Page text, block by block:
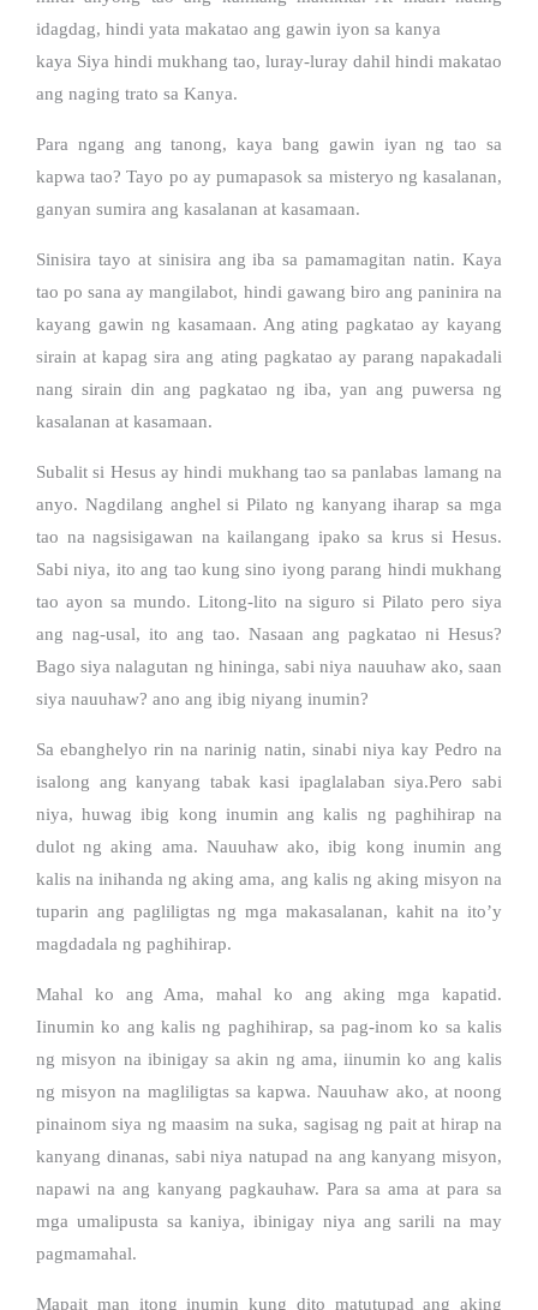
idagdag, hindi yata makatao ang gawin iyon sa kanya
kaya Siya hindi mukhang tao, luray-luray dahil hindi makatao
ang naging trato sa Kanya.
Para ngang ang tanong, kaya bang gawin iyan ng tao sa
kapwa tao? Tayo po ay pumapasok sa misteryo ng kasalanan,
ganyan sumira ang kasalanan at kasamaan.
Sinisira tayo at sinisira ang iba sa pamamagitan natin. Kaya
tao po sana ay mangilabot, hindi gawang biro ang paninira na
kayang gawin ng kasamaan. Ang ating pagkatao ay kayang
sirain at kapag sira ang ating pagkatao ay parang napakadali
nang sirain din ang pagkatao ng iba, yan ang puwersa ng
kasalanan at kasamaan.
Subalit si Hesus ay hindi mukhang tao sa panlabas lamang na
anyo. Nagdilang anghel si Pilato ng kanyang iharap sa mga
tao na nagsisigawan na kailangang ipako sa krus si Hesus.
Sabi niya, ito ang tao kung sino iyong parang hindi mukhang
tao ayon sa mundo. Litong-lito na siguro si Pilato pero siya
ang nag-usal, ito ang tao. Nasaan ang pagkatao ni Hesus?
Bago siya nalagutan ng hininga, sabi niya nauuhaw ako, saan
siya nauuhaw? ano ang ibig niyang inumin?
Sa ebanghelyo rin na narinig natin, sinabi niya kay Pedro na
isalong ang kanyang tabak kasi ipaglalaban siya.Pero sabi
niya, huwag ibig kong inumin ang kalis ng paghihirap na
dulot ng aking ama. Nauuhaw ako, ibig kong inumin ang
kalis na inihanda ng aking ama, ang kalis ng aking misyon na
tuparin ang pagliligtas ng mga makasalanan, kahit na ito’y
magdadala ng paghihirap.
Mahal ko ang Ama, mahal ko ang aking mga kapatid.
Iinumin ko ang kalis ng paghihirap, sa pag-inom ko sa kalis
ng misyon na ibinigay sa akin ng ama, iinumin ko ang kalis
ng misyon na magliligtas sa kapwa. Nauuhaw ako, at noong
pinainom siya ng maasim na suka, sagisag ng pait at hirap na
kanyang dinanas, sabi niya natupad na ang kanyang misyon,
napawi na ang kanyang pagkauhaw. Para sa ama at para sa
mga umalipusta sa kaniya, ibinigay niya ang sarili na may
pagmamahal.
Mapait man itong inumin kung dito matutupad ang aking